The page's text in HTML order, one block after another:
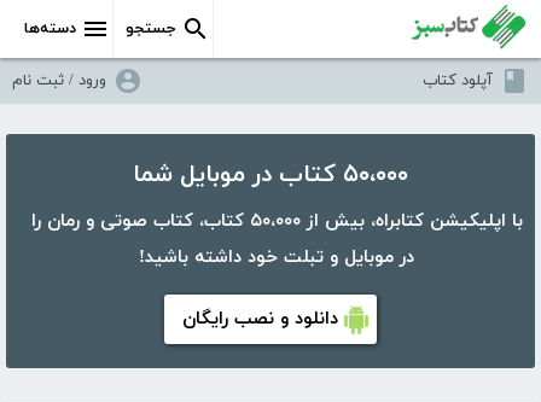
دسته‌ها جستجو
آپلود کتاب ورود / ثبت نام
۵۰،۰۰۰ کتاب در موبایل شما
با اپلیکیشن کتابراه، بیش از ۵۰،۰۰۰ کتاب، کتاب صوتی و رمان را
در موبایل و تبلت خود داشته باشید!
دانلود و نصب رایگان